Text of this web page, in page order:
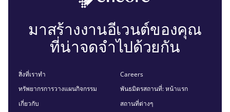
มาสร้างงานอีเวนต์ของคุณ
ที่น่าจดจำไปด้วยกัน
สิ่งที่เราทำ
ทรัพยากรการวางแผนกิจกรรม
เกี่ยวกับ
Careers
พันธมิตรสถานที่: หน้าแรก
สถานที่ต่างๆ